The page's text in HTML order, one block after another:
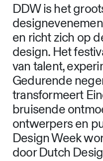
DDW is het
en richt zich op
design. Het
van talent,
Gedurende
transformeert
bruisende
ontwerpers en
Design Week
door Dutch